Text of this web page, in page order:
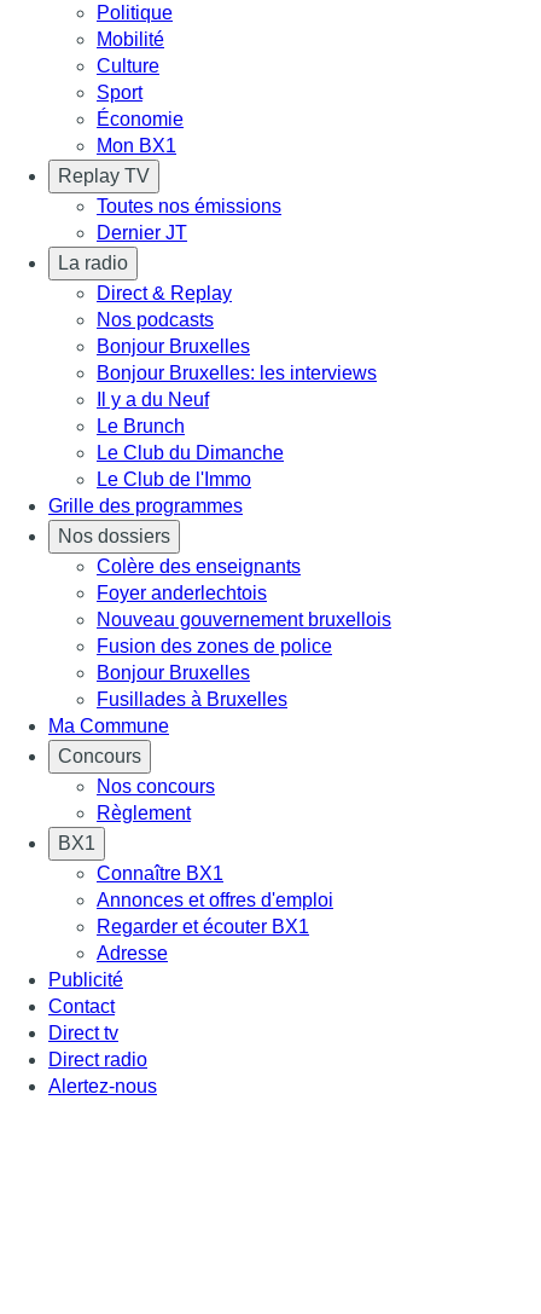
Politique
Mobilité
Culture
Sport
Économie
Mon BX1
Replay TV
Toutes nos émissions
Dernier JT
La radio
Direct & Replay
Nos podcasts
Bonjour Bruxelles
Bonjour Bruxelles: les interviews
Il y a du Neuf
Le Brunch
Le Club du Dimanche
Le Club de l'Immo
Grille des programmes
Nos dossiers
Colère des enseignants
Foyer anderlechtois
Nouveau gouvernement bruxellois
Fusion des zones de police
Bonjour Bruxelles
Fusillades à Bruxelles
Ma Commune
Concours
Nos concours
Règlement
BX1
Connaître BX1
Annonces et offres d'emploi
Regarder et écouter BX1
Adresse
Publicité
Contact
Direct tv
Direct radio
Alertez-nous